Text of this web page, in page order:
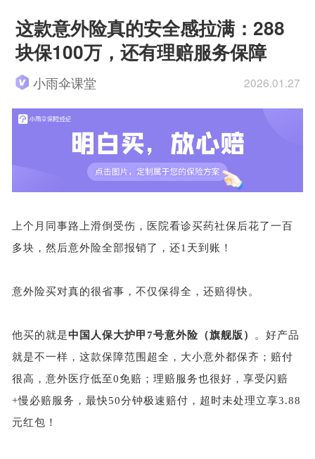
这款意外险真的安全感拉满：288
块保100万，还有理赔服务保障
小雨伞课堂 2026.01.27
上个月同事路上滑倒受伤，医院看诊买药社保后花了一百
多块，然后意外险全部报销了，还1天到账！
意外险买对真的很省事，不仅保得全，还赔得快。
他买的就是中国人保大护甲7号意外险（旗舰版）
。好产品
就是不一样，这款保障范围超全，大小意外都保齐；赔付
很高，意外医疗低至0免赔；理赔服务也很好，享受闪赔
+慢必赔服务，最快50分钟极速赔付，超时未处理立享3.88
元红包！